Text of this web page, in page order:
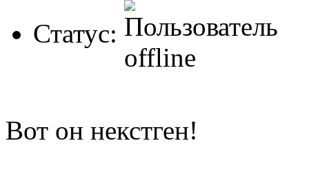
Статус:
Вот он некстген!